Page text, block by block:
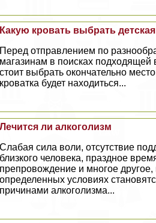
Какую кровать выбрать
Перед отправлением по
магазинам в поисках подходящей
стоит выбрать окончательно
кроватка будет находиться...
Лечится ли алкоголизм
Слабая сила воли, отсутствие
близкого человека, праздное
препровождение и многое другое,
определенных условиях
причинами алкоголизма...